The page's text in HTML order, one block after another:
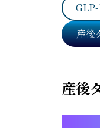
GLP-
産後
産後